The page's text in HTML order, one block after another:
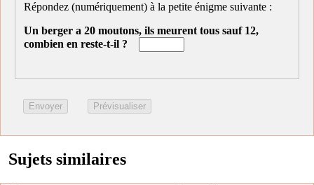
Répondez (numériquement) à la petite énigme suivante :
Un berger a 20 moutons, ils meurent tous sauf 12,
combien en reste-t-il ?
Sujets similaires